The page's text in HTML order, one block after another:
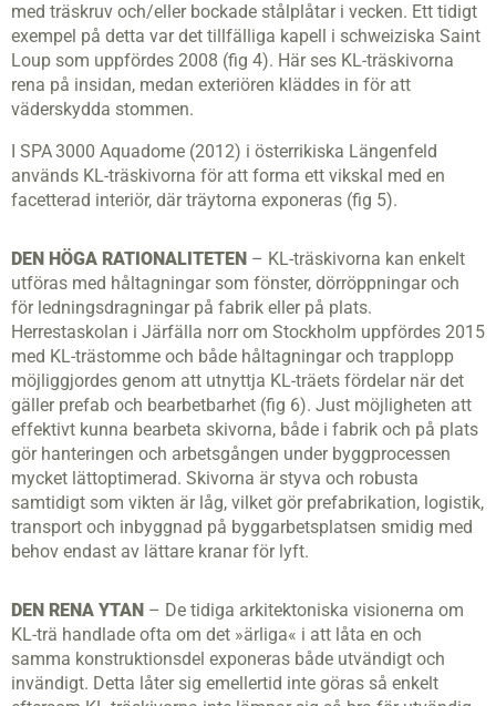
med träskruv och/eller bockade stålplåtar i vecken. Ett tidigt
exempel på detta var det tillfälliga kapell i schweiziska Saint
Loup som uppfördes 2008 (fig 4). Här ses KL-träskivorna
rena på insidan, medan exteriören kläddes in för att
väderskydda stommen.
I SPA 3000 Aquadome (2012) i österrikiska Längenfeld
används KL-träskivorna för att forma ett vikskal med en
facetterad interiör, där träytorna exponeras (fig 5).
DEN HÖGA RATIONALITETEN – KL-träskivorna kan enkelt
utföras med håltagningar som fönster, dörröppningar och
för ledningsdragningar på fabrik eller på plats.
Herrestaskolan i Järfälla norr om Stockholm uppfördes 2015
med KL-trästomme och både håltagningar och trapplopp
möjliggjordes genom att utnyttja KL-träets fördelar när det
gäller prefab och bearbetbarhet (fig 6). Just möjligheten att
effektivt kunna bearbeta skivorna, både i fabrik och på plats
gör hanteringen och arbetsgången under byggprocessen
mycket lättoptimerad. Skivorna är styva och robusta
samtidigt som vikten är låg, vilket gör prefabrikation, logistik,
transport och inbyggnad på byggarbetsplatsen smidig med
behov endast av lättare kranar för lyft.
DEN RENA YTAN – De tidiga arkitektoniska visionerna om
KL-trä handlade ofta om det »ärliga« i att låta en och
samma konstruktionsdel exponeras både utvändigt och
invändigt. Detta låter sig emellertid inte göras så enkelt